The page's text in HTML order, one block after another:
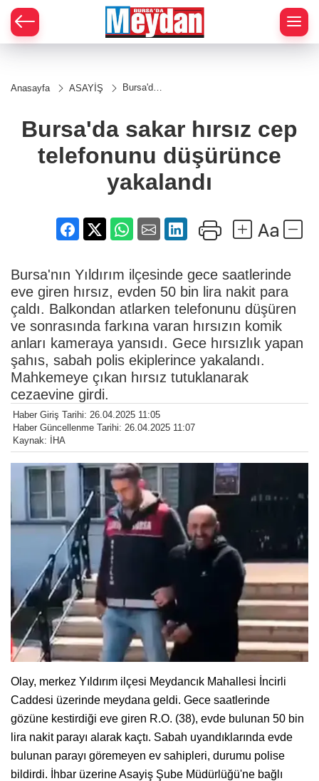
Anasayfa ASAYİŞ
Bursa'da
telefonunu
düşürünce
Bursa'da sakar hırsız cep
telefonunu düşürünce
yakalandı
Bursa'nın Yıldırım ilçesinde gece saatlerinde
eve giren hırsız, evden 50 bin lira nakit para
çaldı. Balkondan atlarken telefonunu düşüren
ve sonrasında farkına varan hırsızın komik
anları kameraya yansıdı. Gece hırsızlık yapan
şahıs, sabah polis ekiplerince yakalandı.
Mahkemeye çıkan hırsız tutuklanarak
cezaevine girdi.
Haber Giriş Tarihi: 26.04.2025 11:05
Haber Güncellenme Tarihi: 26.04.2025 11:07
Kaynak: İHA
Olay, merkez Yıldırım ilçesi Meydancık Mahallesi İncirli
Caddesi üzerinde meydana geldi. Gece saatlerinde
gözüne kestirdiği eve giren R.O. (38), evde bulunan 50 bin
lira nakit parayı alarak kaçtı. Sabah uyandıklarında evde
bulunan parayı göremeyen ev sahipleri, durumu polise
bildirdi. İhbar üzerine Asayiş Şube Müdürlüğü'ne bağlı